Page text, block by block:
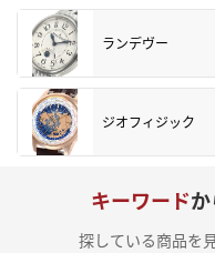
ランデヴー
ジオフィジック
キーワード
探している商品を